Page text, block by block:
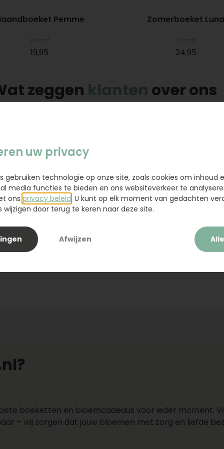
Pemme
19,95
Zomerboeket Luna
24,95
zeggen klanten over ons
Uitstekend! 9,0
Buiten eenmaal vlug
boeket, zijn de
boeketten steeds
En voor die verslenste
een nieuwe
boeket ontvangen.
Topbloemen.nl is TOP.
Paul
Putte 4645Eh
Bij Topbloemen een
rouwboeket besteld en
laten bezorgen bij
uitvaartlocatie. E.e.a.
verwisseld, waardoor
verkeerde boeket op
verkeerde locatie is
Elst (Gld)
boeketten en bloemcadeaus voor ieder moment.
– wij zorgen dat jouw bloemen met zorg en liefde
uw privacy
gebruiken technologie op onze site, zoals cookies om inhoud
media functies te bieden en ons websiteverkeer te
ons privacy beleid . U kunt op elk moment van gedachten
door terug te keren naar deze site.
Afwijzen